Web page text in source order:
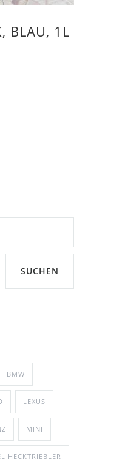
BLAU, 1L
SUCHEN
BMW
LEXUS
MINI
HECKTRIEBLER